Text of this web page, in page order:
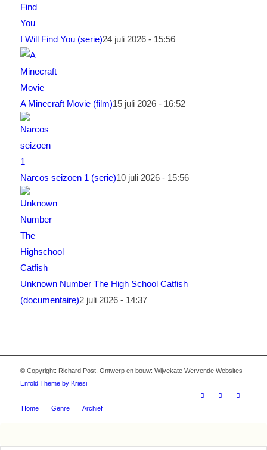
I Will Find You (serie)24 juli 2026 - 15:56
A Minecraft Movie (film)15 juli 2026 - 16:52
Narcos seizoen 1 (serie)10 juli 2026 - 15:56
Unknown Number The High School Catfish
(documentaire)2 juli 2026 - 14:37
© Copyright: Richard Post. Ontwerp en bouw: Wijvekate Wervende Websites -
Enfold Theme by Kriesi
Home Genre Archief